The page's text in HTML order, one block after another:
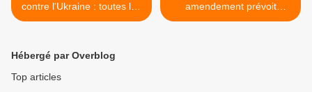
contre l'Ukraine : toutes les
informations au 22/04/2026
amendement prévoit
d'accorder la carte du
Hébergé par Overblog
Top articles